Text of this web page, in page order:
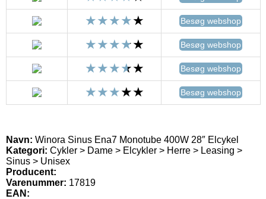
Besøg webshop
Besøg webshop
Besøg webshop
Besøg webshop
Navn: Winora Sinus Ena7 Monotube 400W 28″ Elcykel
Kategori: Cykler > Dame > Elcykler > Herre > Leasing >
Sinus > Unisex
Producent:
Varenummer: 17819
EAN: